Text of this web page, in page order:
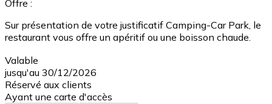
Offre :
Sur présentation de votre justificatif Camping-Car Park, le
restaurant vous offre un apéritif ou une boisson chaude.
Valable
jusqu'au 30/12/2026
Réservé aux clients
Ayant une carte d'accès